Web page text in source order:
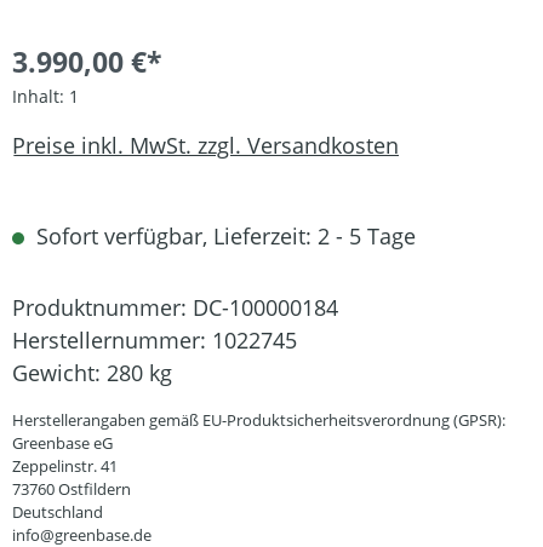
3.990,00 €*
Inhalt: 1
Preise inkl. MwSt. zzgl. Versandkosten
Sofort verfügbar, Lieferzeit: 2 - 5 Tage
Produktnummer: DC-100000184
Herstellernummer: 1022745
Gewicht: 280 kg
Herstellerangaben gemäß EU-Produktsicherheitsverordnung (GPSR):
Greenbase eG
Zeppelinstr. 41
73760 Ostfildern
Deutschland
info@greenbase.de